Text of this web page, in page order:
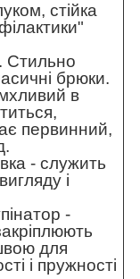
стійка
Стильно
брюки.
в
первинний,
- служить
і
-
для
і пружності